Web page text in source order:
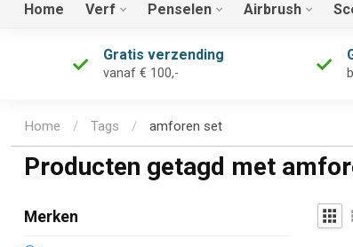
Home Verf Penselen Airbrush
Gratis verzending
vanaf € 100,-
Home / Tags / amforen set
Producten getagd met
Merken